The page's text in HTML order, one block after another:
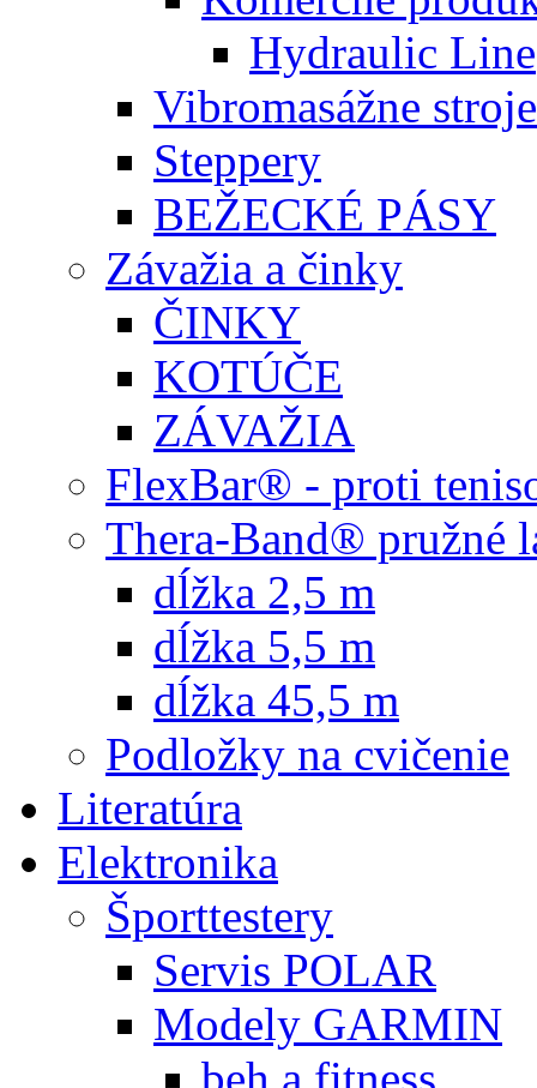
Hydraulic Line
Vibromasážne stroje
Steppery
BEŽECKÉ PÁSY
Závažia a činky
ČINKY
KOTÚČE
ZÁVAŽIA
FlexBar® - proti
Thera-Band® pružné
dĺžka 2,5 m
dĺžka 5,5 m
dĺžka 45,5 m
Podložky na cvičenie
Literatúra
Elektronika
Športtestery
Servis POLAR
Modely GARMIN
beh a fitness